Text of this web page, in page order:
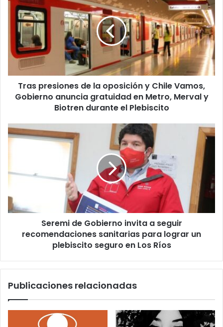
oposición
Chile
Vamos,
Gobierno
anuncia
gratuidad
Merval
y
Plebiscito
Tras presiones de la oposición y Chile Vamos,
Gobierno anuncia gratuidad en Metro, Merval y
Biotren durante el Plebiscito
Seremi
de
sanitarias
para
en
Ríos
Seremi de Gobierno invita a seguir
recomendaciones sanitarias para lograr un
plebiscito seguro en Los Ríos
Publicaciones relacionadas